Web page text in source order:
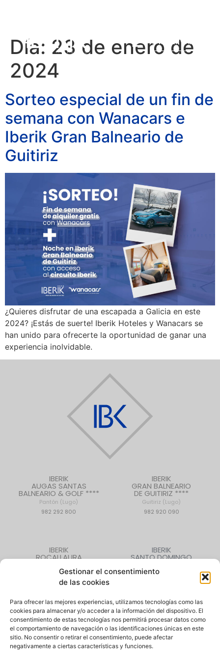
Gestionar el consentimiento
de las cookies
Para ofrecer las mejores experiencias, utilizamos tecnologías como las
cookies para almacenar y/o acceder a la información del dispositivo. El
consentimiento de estas tecnologías nos permitirá procesar datos como
el comportamiento de navegación o las identificaciones únicas en este
sitio. No consentir o retirar el consentimiento, puede afectar
negativamente a ciertas características y funciones.
RESERVAR
Día: 23 de enero de
2024
Sorteo especial de un fin de
semana con Wanacars e
Iberik Gran Balneario de
Guitiriz
¿Quieres disfrutar de una escapada a Galicia en este
2024? ¡Estás de suerte! Iberik Hoteles y Wanacars se
han unido para ofrecerte la oportunidad de ganar una
experiencia inolvidable.
IBERIK
AUGAS SANTAS
BALNEARIO & GOLF ****
Pantón (Lugo)
982 292 800
IBERIK
GRAN BALNEARIO
DE GUITIRIZ ****
Guitiriz (Lugo)
982 920 090
IBERIK
ROCALLAURA
Rocallaura (Lleida)
973 330 632
IBERIK
SANTO DOMINGO
Oviedo (Asturias)
CONTACTO|QUIÉNES SOMOS |EMPLEO